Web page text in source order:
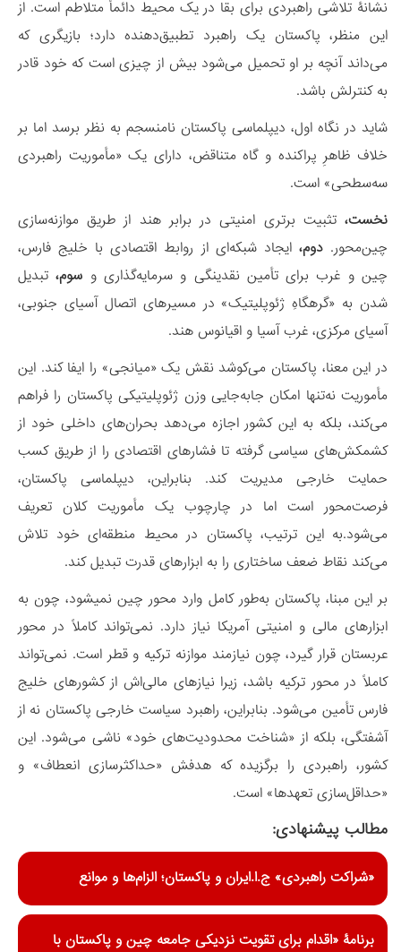
نشانۀ تلاشی راهبردی برای بقا در یک محیط دائماً متلاطم است. از
این منظر، پاکستان یک راهبرد تطبیق‌دهنده دارد؛ بازیگری که
می‌داند آنچه بر او تحمیل می‌شود بیش از چیزی است که خود قادر
به کنترلش باشد.
شاید در نگاه اول، دیپلماسی پاکستان نامنسجم به نظر برسد اما بر
خلاف ظاهرِ پراکنده و گاه متناقض، دارای یک «مأموریت راهبردی
سه‌سطحی» است.
نخست،تثبیت برتری امنیتی در برابر هند از طریق موازنه‌سازی
چین‌محور.دوم، ایجاد شبکه‌ای از روابط اقتصادی با خلیج فارس،
چین و غرب برای تأمین نقدینگی و سرمایه‌گذاری و سوم،تبدیل
شدن به «گرهگاهِ ژئوپلیتیک» در مسیرهای اتصال آسیای جنوبی،
آسیای مرکزی، غرب آسیا و اقیانوس هند.
در این معنا، پاکستان می‌کوشد نقش یک «میانجی» را ایفا کند. این
مأموریت نه‌تنها امکان جابه‌جایی وزن ژئوپلیتیکی پاکستان را فراهم
می‌کند، بلکه به این کشور اجازه می‌دهد بحران‌های داخلی خود از
کشمکش‌های سیاسی گرفته تا فشارهای اقتصادی را از طریق کسب
حمایت خارجی مدیریت کند. بنابراین، دیپلماسی پاکستان،
فرصت‌محور است اما در چارچوب یک مأموریت کلان تعریف
می‌شود.به این ترتیب، پاکستان در محیط منطقه‌ای خود تلاش
می‌کند نقاط ضعف ساختاری را به ابزارهای قدرت تبدیل کند.
بر این مبنا، پاکستان به‌طور کامل وارد محور چین نمیشود، چون به
ابزارهای مالی و امنیتی آمریکا نیاز دارد. نمی‌تواند کاملاً در محور
عربستان قرار گیرد، چون نیازمند موازنه ترکیه و قطر است. نمی‌تواند
کاملاً در محور ترکیه باشد، زیرا نیازهای مالی‌اش از کشورهای خلیج
فارس تأمین می‌شود. بنابراین، راهبرد سیاست خارجی پاکستان نه از
آشفتگی، بلکه از «شناخت محدودیت‌های خود» ناشی می‌شود. این
کشور، راهبردی را برگزیده که هدفش «حداکثرسازی انعطاف» و
«حداقل‌سازی تعهدها» است.
مطالب پیشنهادی:
«شراکت راهبردی» ج.ا.ایران و پاکستان؛ الزام‌ها و موانع
برنامۀ «اقدام برای تقویت نزدیکی جامعه‌ چین و پاکستان با